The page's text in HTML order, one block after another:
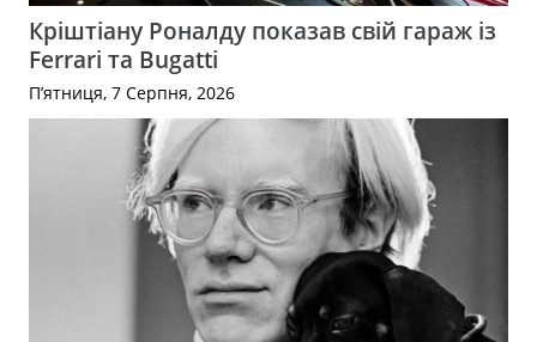
Кріштіану Роналду показав свій гараж із
Ferrari та Bugatti
П’ятниця, 7 Серпня, 2026